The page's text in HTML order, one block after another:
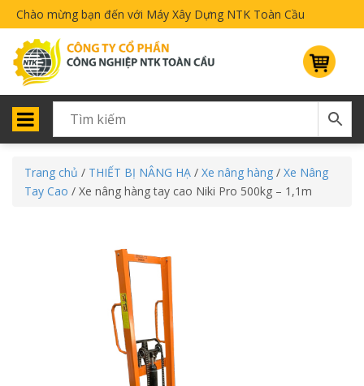
Chào mừng bạn đến với Máy Xây Dựng NTK Toàn Cầu
Trang chủ / THIẾT BỊ NÂNG HẠ / Xe nâng hàng / Xe Nâng
Tay Cao / Xe nâng hàng tay cao Niki Pro 500kg – 1,1m